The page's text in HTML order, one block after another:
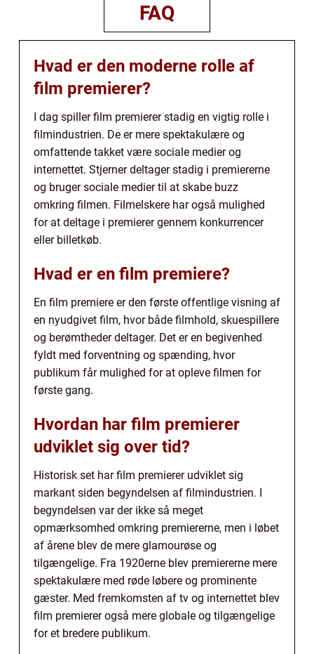
FAQ
Hvad er den moderne rolle af
film premierer?
I dag spiller film premierer stadig en vigtig rolle i
filmindustrien. De er mere spektakulære og
omfattende takket være sociale medier og
internettet. Stjerner deltager stadig i premiererne
og bruger sociale medier til at skabe buzz
omkring filmen. Filmelskere har også mulighed
for at deltage i premierer gennem konkurrencer
eller billetkøb.
Hvad er en film premiere?
En film premiere er den første offentlige visning af
en nyudgivet film, hvor både filmhold, skuespillere
og berømtheder deltager. Det er en begivenhed
fyldt med forventning og spænding, hvor
publikum får mulighed for at opleve filmen for
første gang.
Hvordan har film premierer
udviklet sig over tid?
Historisk set har film premierer udviklet sig
markant siden begyndelsen af filmindustrien. I
begyndelsen var der ikke så meget
opmærksomhed omkring premiererne, men i løbet
af årene blev de mere glamourøse og
tilgængelige. Fra 1920erne blev premiererne mere
spektakulære med røde løbere og prominente
gæster. Med fremkomsten af tv og internettet blev
film premierer også mere globale og tilgængelige
for et bredere publikum.